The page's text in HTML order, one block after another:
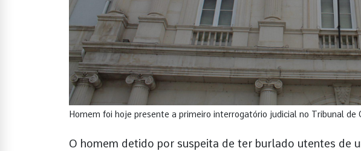
Homem foi hoje presente a primeiro interrogatório judicial no Tribunal de
O homem detido por suspeita de ter burlado utentes de